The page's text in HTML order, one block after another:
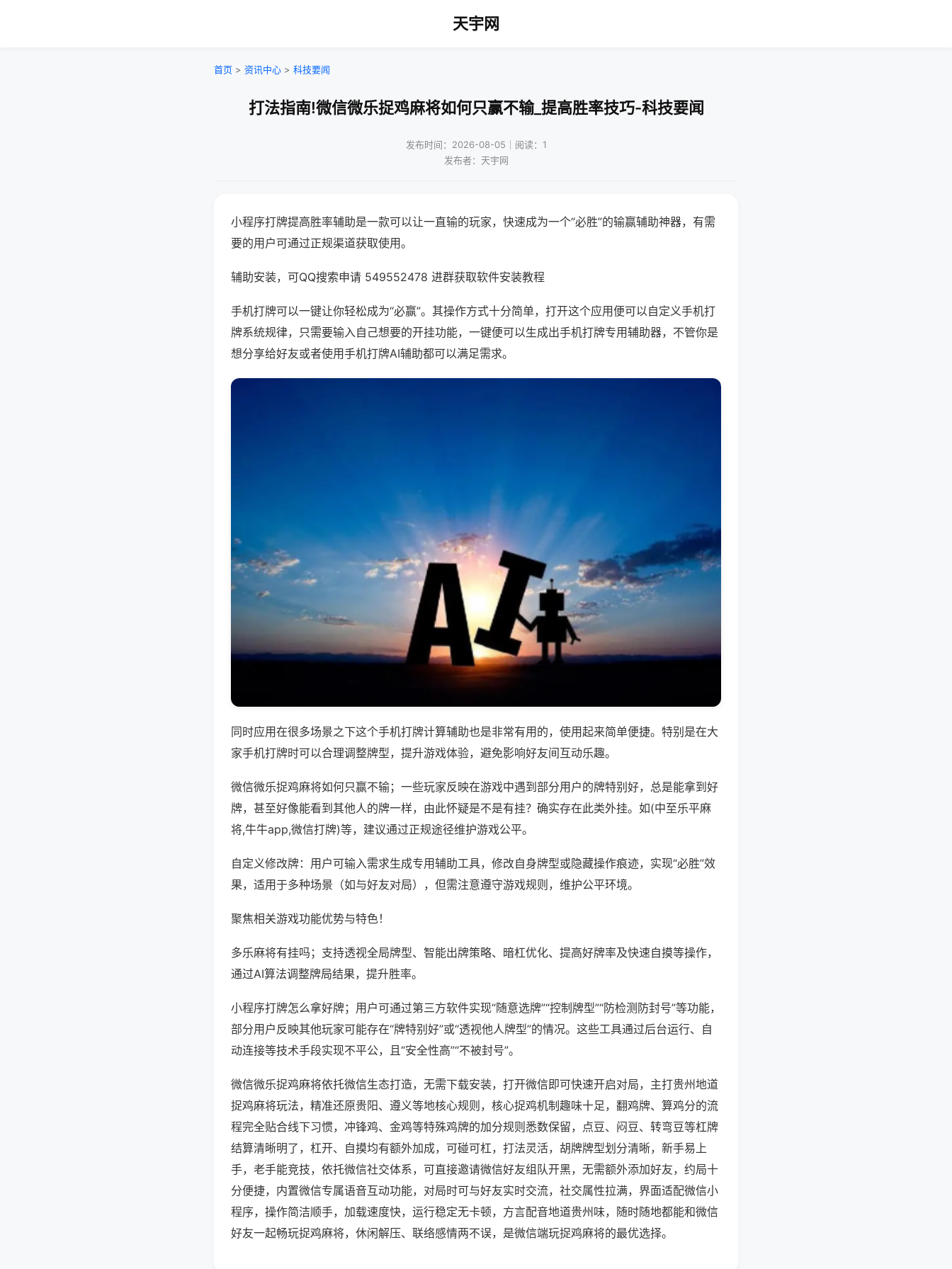
天宇网
首页 > 资讯中心 > 科技要闻
打法指南!微信微乐捉鸡麻将如何只赢不输_提高胜率技巧-科技要闻
发布时间：2026-08-05｜阅读：1
发布者：天宇网
小程序打牌提高胜率辅助是一款可以让一直输的玩家，快速成为一个“必胜”的输赢辅助神器，有需
要的用户可通过正规渠道获取使用。
辅助安装，可QQ搜索申请 549552478 进群获取软件安装教程
手机打牌可以一键让你轻松成为“必赢”。其操作方式十分简单，打开这个应用便可以自定义手机打
牌系统规律，只需要输入自己想要的开挂功能，一键便可以生成出手机打牌专用辅助器，不管你是
想分享给好友或者使用手机打牌AI辅助都可以满足需求。
同时应用在很多场景之下这个手机打牌计算辅助也是非常有用的，使用起来简单便捷。特别是在大
家手机打牌时可以合理调整牌型，提升游戏体验，避免影响好友间互动乐趣。
微信微乐捉鸡麻将如何只赢不输；一些玩家反映在游戏中遇到部分用户的牌特别好，总是能拿到好
牌，甚至好像能看到其他人的牌一样，由此怀疑是不是有挂？确实存在此类外挂。如(中至乐平麻
将,牛牛app,微信打牌)等，建议通过正规途径维护游戏公平。
自定义修改牌：用户可输入需求生成专用辅助工具，修改自身牌型或隐藏操作痕迹，实现“必胜”效
果，适用于多种场景（如与好友对局），但需注意遵守游戏规则，维护公平环境。
聚焦相关游戏功能优势与特色！
多乐麻将有挂吗；支持透视全局牌型、智能出牌策略、暗杠优化、提高好牌率及快速自摸等操作，
通过AI算法调整牌局结果，提升胜率。
小程序打牌怎么拿好牌；用户可通过第三方软件实现“随意选牌”“控制牌型”“防检测防封号”等功能，
部分用户反映其他玩家可能存在“牌特别好”或“透视他人牌型”的情况。这些工具通过后台运行、自
动连接等技术手段实现不平公，且“安全性高”“不被封号”。
微信微乐捉鸡麻将依托微信生态打造，无需下载安装，打开微信即可快速开启对局，主打贵州地道
捉鸡麻将玩法，精准还原贵阳、遵义等地核心规则，核心捉鸡机制趣味十足，翻鸡牌、算鸡分的流
程完全贴合线下习惯，冲锋鸡、金鸡等特殊鸡牌的加分规则悉数保留，点豆、闷豆、转弯豆等杠牌
结算清晰明了，杠开、自摸均有额外加成，可碰可杠，打法灵活，胡牌牌型划分清晰，新手易上
手，老手能竞技，依托微信社交体系，可直接邀请微信好友组队开黑，无需额外添加好友，约局十
分便捷，内置微信专属语音互动功能，对局时可与好友实时交流，社交属性拉满，界面适配微信小
程序，操作简洁顺手，加载速度快，运行稳定无卡顿，方言配音地道贵州味，随时随地都能和微信
好友一起畅玩捉鸡麻将，休闲解压、联络感情两不误，是微信端玩捉鸡麻将的最优选择。